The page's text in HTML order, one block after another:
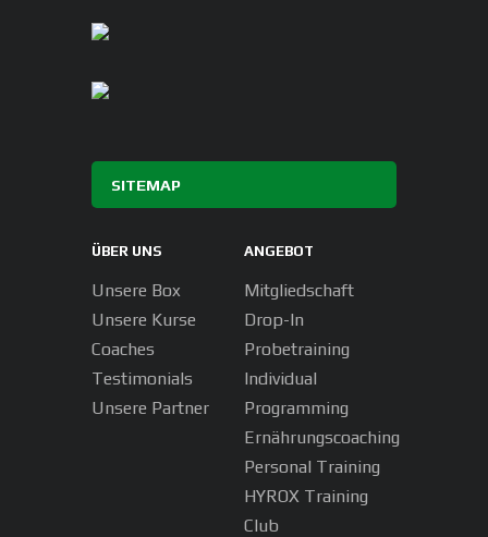
SITEMAP
ÜBER UNS
Unsere Box
Unsere Kurse
Coaches
Testimonials
Unsere Partner
ANGEBOT
Mitgliedschaft
Drop-In
Probetraining
Individual
Programming
Ernährungscoaching
Personal Training
HYROX Training
Club